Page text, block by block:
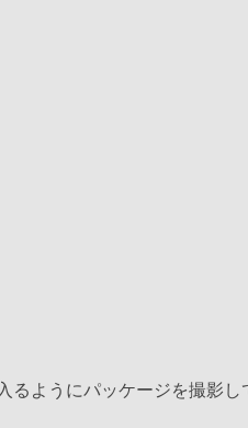
るようにパッケージを撮影し